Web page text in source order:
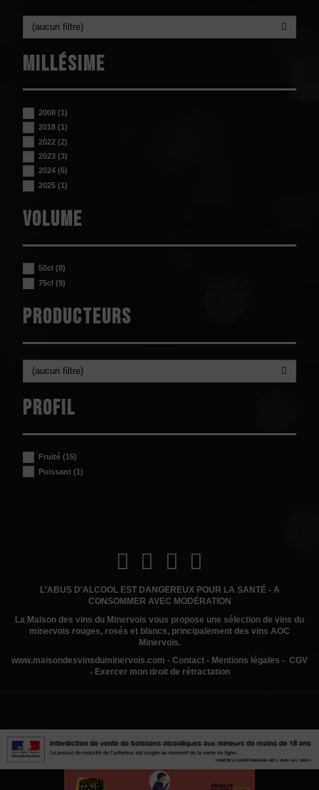
(aucun filtre)
Millésime
2008(1)
2018(1)
2022(2)
2023(3)
2024(6)
2025(1)
Volume
50cl(8)
75cl(9)
Producteurs
(aucun filtre)
Profil
Fruité(15)
Puissant(1)
L'ABUS D'ALCOOL EST DANGEREUX POUR LA SANTÉ - A
CONSOMMER AVEC MODÉRATION
La Maison des vins du Minervois vous propose une sélection de vins du
minervois rouges, rosés et blancs, principalement des vins AOC
Minervois.
www.maisondesvinsduminervois.com - Contact - Mentions légales - CGV
- Exercer mon droit de rétractation